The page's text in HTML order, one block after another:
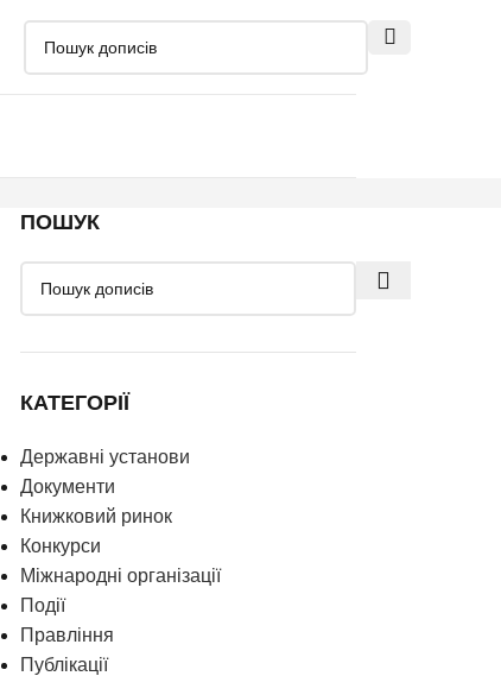
ПОШУК
КАТЕГОРІЇ
Державні установи
Документи
Книжковий ринок
Конкурси
Міжнародні організації
Події
Правління
Публікації